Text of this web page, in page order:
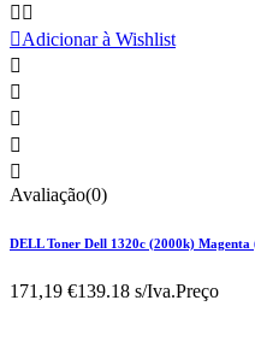
 
Adicionar à Wishlist





Avaliação(0)
DELL Toner Dell 1320c (2000k)
171,19 €139.18 s/Iva.Preço